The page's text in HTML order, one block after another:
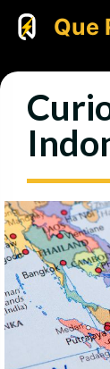
Saltar
Que